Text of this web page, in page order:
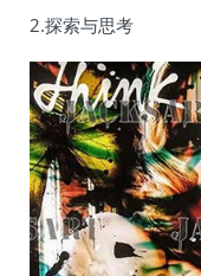
2.探索与思考